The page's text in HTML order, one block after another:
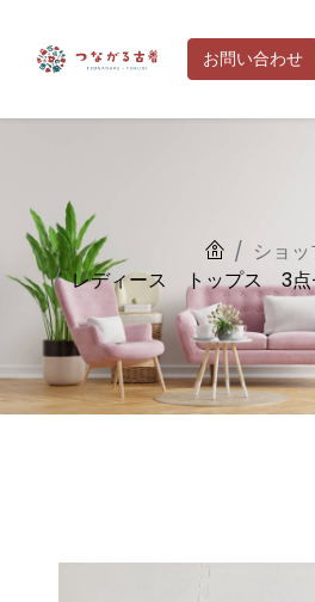
お問い合わせ
ショ
レディース トップス 3点